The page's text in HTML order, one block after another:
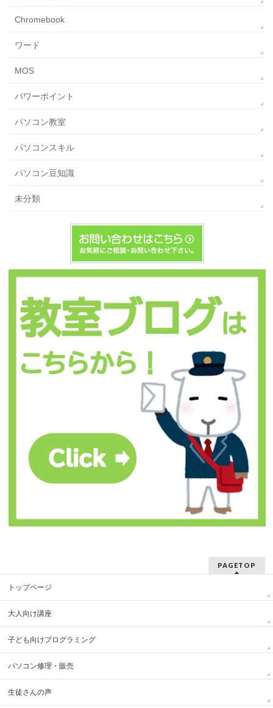
Chromebook
ワード
MOS
パワーポイント
パソコン教室
パソコンスキル
パソコン豆知識
未分類
PAGETOP
トップページ
大人向け講座
子ども向けプログラミング
パソコン修理・販売
生徒さんの声